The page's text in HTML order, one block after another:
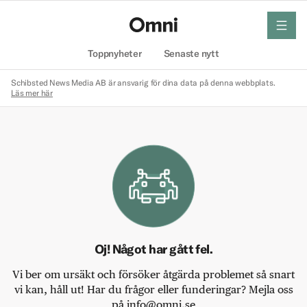
Toppnyheter Senaste nytt
meny
Schibsted News Media AB är ansvarig för dina data på denna webbplats.
Läs mer här
Oj! Något har gått fel.
Vi ber om ursäkt och försöker åtgärda problemet så snart
vi kan, håll ut! Har du frågor eller funderingar? Mejla oss